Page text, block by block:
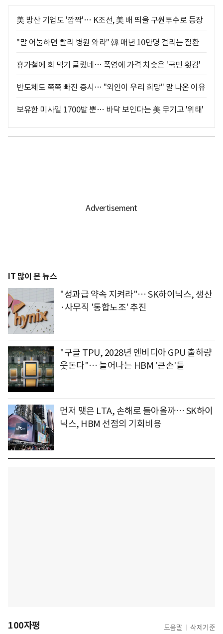
美 방산 기업도 '깜짝'… K조선, 美 배 띄울 구원투수로 등장
"말 어눌하면 빨리 병원 와라" 韓 매년 10만명 걸리는 질환
휴가철에 회 먹기 글렀네… 폭염에 가격 치솟은 '국민 횟감'
반도체도 쭉쭉 빠진 증시… "외인이 우리 희망" 말 나온 이유
보유한 미사일 1700발 뿐… 바닥 보인다는 美 무기고 '위태'
IT 많이 본 뉴스
"성과급 약속 지켜라"… SK하이닉스, 생산
·사무직 '통합노조' 추진
"구글 TPU, 2028년 엔비디아 GPU 출하량
웃돈다"… 늘어나는 HBM '큰손'들
먼저 맺은 LTA, 손해로 돌아올까… SK하이
닉스, HBM 선점의 기회비용
100자평 도움말 삭제기준